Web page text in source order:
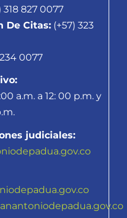
318 827 0077
De Citas: (+57) 323
234 0077
a.m. a 12: 00 p.m. y
judiciales: